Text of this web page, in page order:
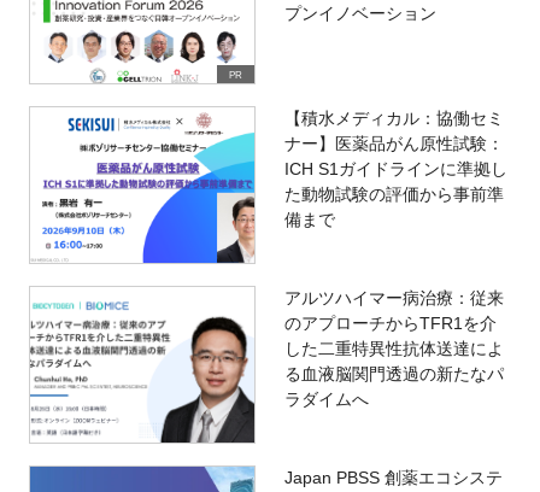
PR
プンイノベーション
【積水メディカル：協働セミ
ナー】医薬品がん原性試験：
ICH S1ガイドラインに準拠し
た動物試験の評価から事前準
備まで
アルツハイマー病治療：従来
のアプローチからTFR1を介
した二重特異性抗体送達によ
る血液脳関門透過の新たなパ
ラダイムへ
Japan PBSS 創薬エコシステ